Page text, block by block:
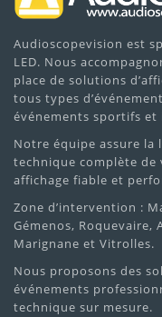
Audioscopevision est
LED. Nous
place de solutions
tous types
événements sportifs
Notre équipe assure la
technique complète de
affichage fiable et
Zone d’intervention :
Gémenos, Roquevaire,
Marignane et Vitrolles.
Nous proposons des
événements
technique sur mesure.